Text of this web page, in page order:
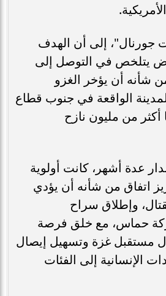
إلى أن الهدف
يتلخص في التوصل إلى
شأنه أن يؤخر الغزو
الواقعة في جنوب قطاع
أكثر من مليون نازح
عدة أشهر، كانت أولوية
اتفاق من شأنه أن يؤدي
وإطلاق سراح
حماس، مع خلق فرصة
مستقبل غزة وتسهيل إيصال
الإنسانية إلى الفئات